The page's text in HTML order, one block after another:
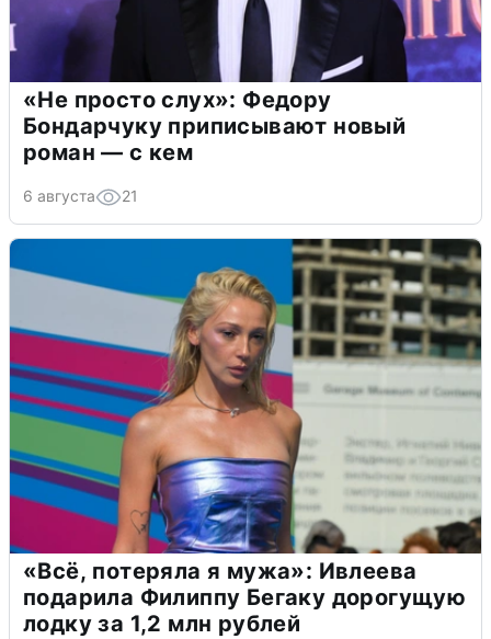
«Не просто слух»: Федору
Бондарчуку приписывают новый
роман — с кем
6 августа 21
«Всё, потеряла я мужа»: Ивлеева
подарила Филиппу Бегаку дорогущую
лодку за 1,2 млн рублей